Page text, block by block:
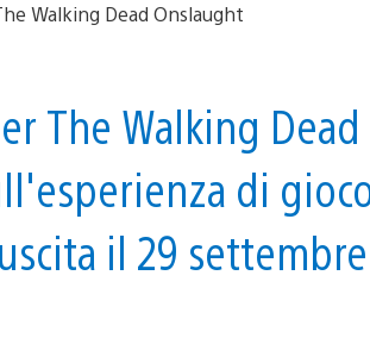
The Walking
di
il 29 settembre